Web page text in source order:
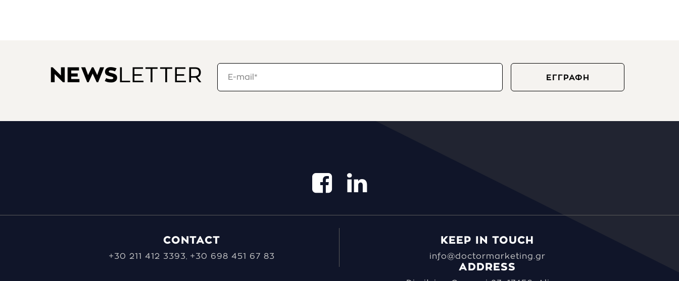
NEWS LETTER
CONTACT
+30 211 412 3393 +30 698 451 67 83
KEEP IN TOUCH
info@doctormarketing.gr
ADDRESS